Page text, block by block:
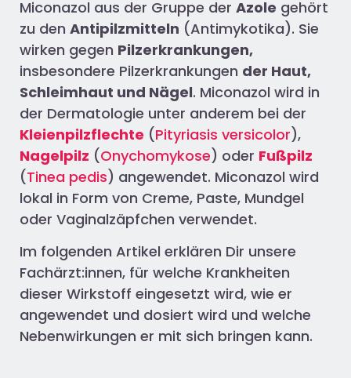
Miconazol aus der Gruppe der Azole gehört
zu den Antipilzmitteln (Antimykotika). Sie
wirken gegen Pilzerkrankungen,
insbesondere Pilzerkrankungen der Haut,
Schleimhaut und Nägel. Miconazol wird in
der Dermatologie unter anderem bei der
Kleienpilzflechte (Pityriasis versicolor),
Nagelpilz (Onychomykose) oder Fußpilz
(Tinea pedis) angewendet. Miconazol wird
lokal in Form von Creme, Paste, Mundgel
oder Vaginalzäpfchen verwendet.
Im folgenden Artikel erklären Dir unsere
Fachärzt:innen, für welche Krankheiten
dieser Wirkstoff eingesetzt wird, wie er
angewendet und dosiert wird und welche
Nebenwirkungen er mit sich bringen kann.